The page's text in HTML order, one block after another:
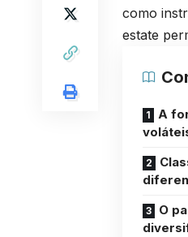
como
estate
A
O